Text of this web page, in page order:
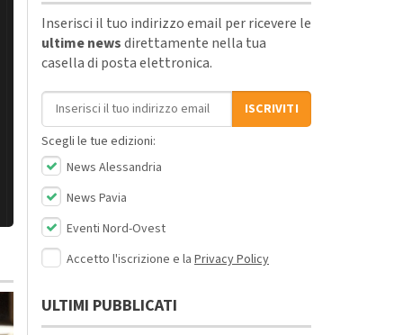
Inserisci il tuo indirizzo email per ricevere le
ultime newsdirettamente nella tua
casella di posta elettronica.
Indirizzo email
ISCRIVITI
Scegli le tue edizioni:
News Alessandria
News Pavia
Eventi Nord-Ovest
Accetto l'iscrizione e la Privacy Policy
ULTIMI PUBBLICATI